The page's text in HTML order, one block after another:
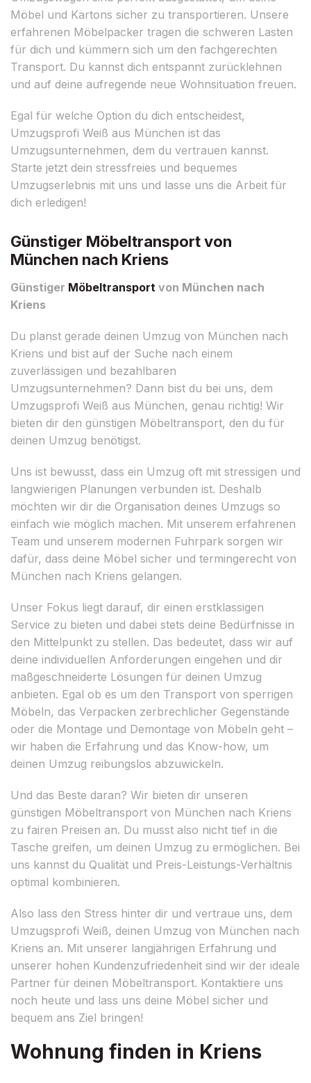
Möbel und Kartons sicher zu transportieren. Unsere
erfahrenen Möbelpacker tragen die schweren Lasten
für dich und kümmern sich um den fachgerechten
Transport. Du kannst dich entspannt zurücklehnen
und auf deine aufregende neue Wohnsituation freuen.
Egal für welche Option du dich entscheidest,
Umzugsprofi Weiß aus München ist das
Umzugsunternehmen, dem du vertrauen kannst.
Starte jetzt dein stressfreies und bequemes
Umzugserlebnis mit uns und lasse uns die Arbeit für
dich erledigen!
Günstiger Möbeltransport von
München nach Kriens
Günstiger Möbeltransport von München nach
Kriens
Du planst gerade deinen Umzug von München nach
Kriens und bist auf der Suche nach einem
zuverlässigen und bezahlbaren
Umzugsunternehmen? Dann bist du bei uns, dem
Umzugsprofi Weiß aus München, genau richtig! Wir
bieten dir den günstigen Möbeltransport, den du für
deinen Umzug benötigst.
Uns ist bewusst, dass ein Umzug oft mit stressigen und
langwierigen Planungen verbunden ist. Deshalb
möchten wir dir die Organisation deines Umzugs so
einfach wie möglich machen. Mit unserem erfahrenen
Team und unserem modernen Fuhrpark sorgen wir
dafür, dass deine Möbel sicher und termingerecht von
München nach Kriens gelangen.
Unser Fokus liegt darauf, dir einen erstklassigen
Service zu bieten und dabei stets deine Bedürfnisse in
den Mittelpunkt zu stellen. Das bedeutet, dass wir auf
deine individuellen Anforderungen eingehen und dir
maßgeschneiderte Lösungen für deinen Umzug
anbieten. Egal ob es um den Transport von sperrigen
Möbeln, das Verpacken zerbrechlicher Gegenstände
oder die Montage und Demontage von Möbeln geht –
wir haben die Erfahrung und das Know-how, um
deinen Umzug reibungslos abzuwickeln.
Und das Beste daran? Wir bieten dir unseren
günstigen Möbeltransport von München nach Kriens
zu fairen Preisen an. Du musst also nicht tief in die
Tasche greifen, um deinen Umzug zu ermöglichen. Bei
uns kannst du Qualität und Preis-Leistungs-Verhältnis
optimal kombinieren.
Also lass den Stress hinter dir und vertraue uns, dem
Umzugsprofi Weiß, deinen Umzug von München nach
Kriens an. Mit unserer langjährigen Erfahrung und
unserer hohen Kundenzufriedenheit sind wir der ideale
Partner für deinen Möbeltransport. Kontaktiere uns
noch heute und lass uns deine Möbel sicher und
bequem ans Ziel bringen!
Wohnung finden in Kriens